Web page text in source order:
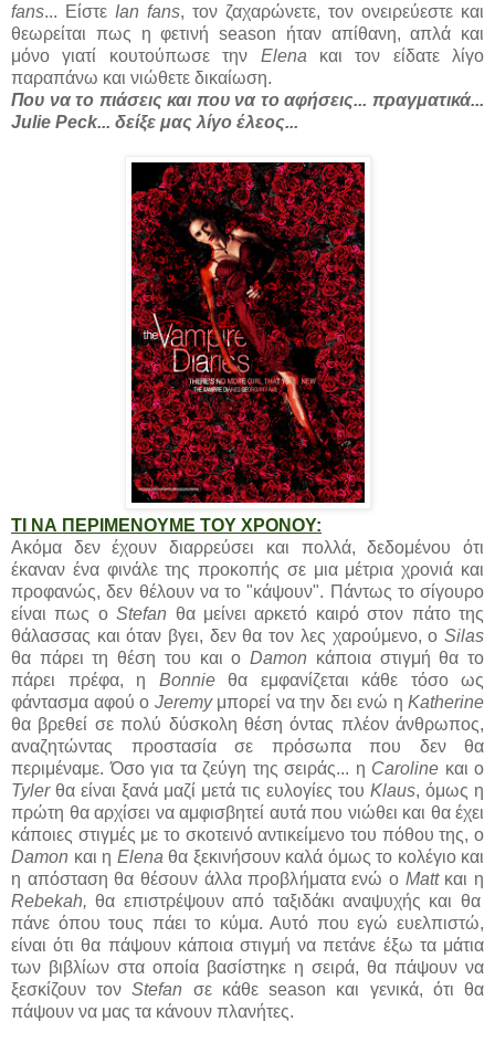
fans... Είστε Ian fans, τον ζαχαρώνετε, τον ονειρεύεστε και
θεωρείται πως η φετινή season ήταν απίθανη, απλά και
μόνο γιατί κουτούπωσε την Elena και τον είδατε λίγο
παραπάνω και νιώθετε δικαίωση.
Που να το πιάσεις και που να το αφήσεις... πραγματικά...
Julie Peck... δείξε μας λίγο έλεος...
ΤΙ ΝΑ ΠΕΡΙΜΕΝΟΥΜΕ ΤΟΥ ΧΡΟΝΟΥ:
Ακόμα δεν έχουν διαρρεύσει και πολλά, δεδομένου ότι
έκαναν ένα φινάλε της προκοπής σε μια μέτρια χρονιά και
προφανώς, δεν θέλουν να το "κάψουν". Πάντως το σίγουρο
είναι πως οStefan θα μείνει αρκετό καιρό στον πάτο της
θάλασσας και όταν βγει, δεν θα τον λες χαρούμενο, o Silas
θα πάρει τη θέση του και οDamon κάποια στιγμή θα το
πάρει πρέφα, η Bonnie θα εμφανίζεται κάθε τόσο ως
φάντασμα αφού ο Jeremy μπορεί να την δει ενώ η Katherine
θα βρεθεί σε πολύ δύσκολη θέση όντας πλέον άνθρωπος,
αναζητώντας προστασία σε πρόσωπα που δεν θα
περιμέναμε. Όσο για τα ζεύγη της σειράς... η Caroline και ο
Tyler θα είναι ξανά μαζί μετά τις ευλογίες του Klaus, όμως η
πρώτη θα αρχίσει να αμφισβητεί αυτά που νιώθει και θα έχει
κάποιες στιγμές με το σκοτεινό αντικείμενο του πόθου της, ο
Damon και η Elena θα ξεκινήσουν καλά όμως το κολέγιο και
η απόσταση θα θέσουν άλλα προβλήματα ενώ οMatt και η
Rebekah, θα επιστρέψουν από ταξιδάκι αναψυχής και θα
πάνε όπου τους πάει το κύμα. Αυτό που εγώ ευελπιστώ,
είναι ότι θα πάψουν κάποια στιγμή να πετάνε έξω τα μάτια
των βιβλίων στα οποία βασίστηκε η σειρά, θα πάψουν να
ξεσκίζουν τονStefan σε κάθε season και γενικά, ότι θα
πάψουν να μας τα κάνουν πλανήτες.